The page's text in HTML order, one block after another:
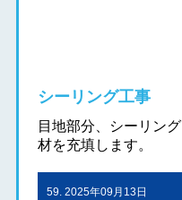
シーリング工事
目地部分、シーリング
材を充填します。
59. 2025年09月13日